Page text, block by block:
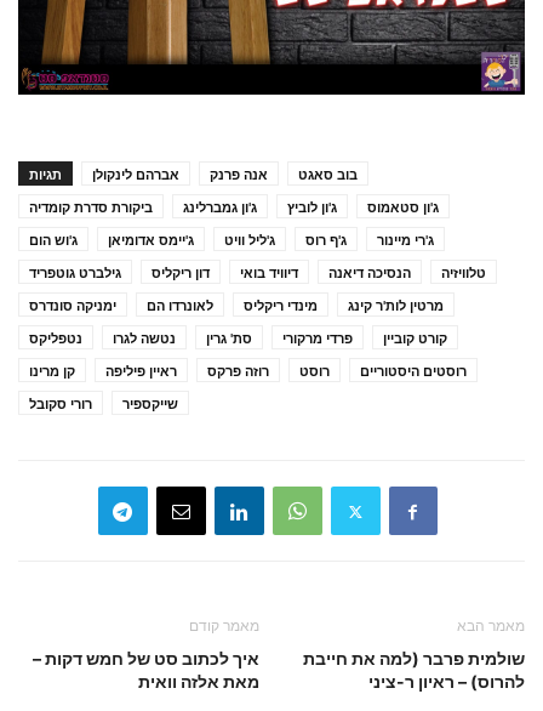
תגיות אברהם לינקולן אנה פרנק
בוב סאגט
ביקורת סדרת קומדיה
ג'ון גמברלינג ג'ון לוביץ
ג'ון סטאמוס
ג'וש הום
ג'יימס אדומיאן ג'ליל וויט ג'ף רוס
ג'רי מיינור
גילברט גוטפריד
דון ריקליס דיוויד בואי הנסיכה דיאנה
טלוויזיה
ימניקה סונדרס
לאונרדו הם מינדי ריקליס
מרטין לות'ר קינג
נטפליקס
נטשה לגרו סת' גרין פרדי מרקורי
קורט קוביין
קן מרינו
ראיין פיליפה רוזה פרקס רוסט
רוסטים היסטוריים
רורי סקובל
שייקספיר
מאמר קודם
איך לכתוב סט של חמש דקות –
מאת אלזה וואית
מאמר הבא
שולמית פרבר (למה את חייבת
להרוס) – ראיון ר-ציני